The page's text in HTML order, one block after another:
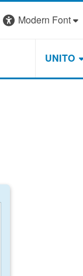
Modern Font
UNITO